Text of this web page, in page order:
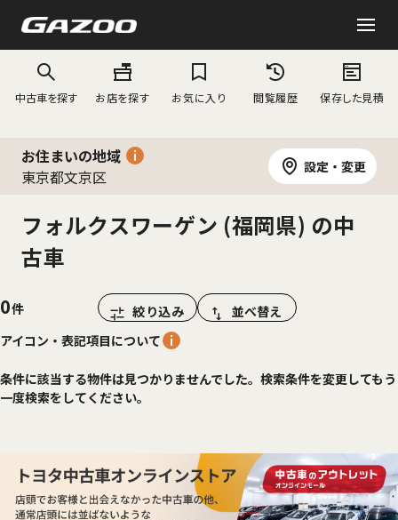
中古車を探す お店を探す お気に入り 閲覧履歴 保存した見積
お住まいの地域
東京都文京区
設定・変更
フォルクスワーゲン (福岡県) の中
古車
0 絞り込み
並べ替え
アイコン・表記項目について
条件に該当する物件は見つかりませんでした。検索条件を変更してもう
一度検索をしてください。